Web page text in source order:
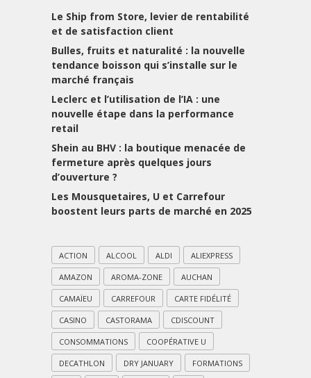
Le Ship from Store, levier de rentabilité
et de satisfaction client
Bulles, fruits et naturalité : la nouvelle
tendance boisson qui s’installe sur le
marché français
Leclerc et l’utilisation de l’IA : une
nouvelle étape dans la performance
retail
Shein au BHV : la boutique menacée de
fermeture après quelques jours
d’ouverture ?
Les Mousquetaires, U et Carrefour
boostent leurs parts de marché en 2025
ACTION ALCOOL ALDI ALIEXPRESS
AMAZON AROMA-ZONE AUCHAN
CAMAÏEU CARREFOUR CARTE FIDÉLITÉ
CASINO CASTORAMA CDISCOUNT
CONSOMMATIONS COOPÉRATIVE U
DECATHLON DRY JANUARY FORMATIONS